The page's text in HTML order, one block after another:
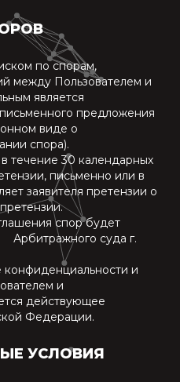
по спорам,
между Пользователем и
является
предложения
виде о
спора).
течение 30 календарных
письменно или в
заявителя претензии о
спор будет
Арбитражного суда г.
и
и
действующее
Федерации.
УСЛОВИЯ